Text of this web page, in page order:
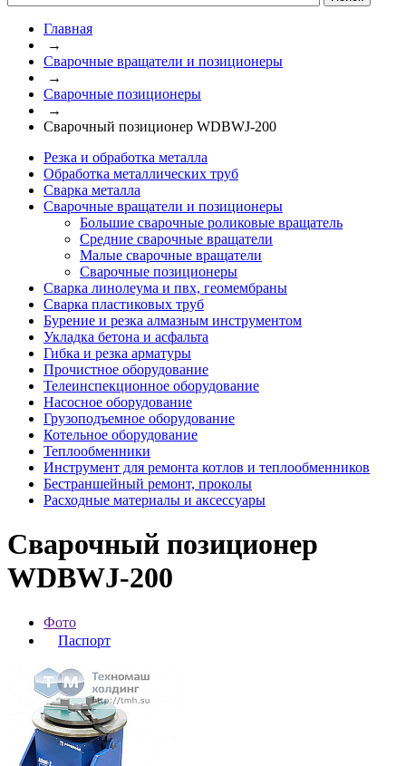
Главная
→
Сварочные вращатели и позиционеры
→
Сварочные позиционеры
→
Сварочный позиционер WDBWJ-200
Резка и обработка металла
Обработка металлических труб
Сварка металла
Сварочные вращатели и позиционеры
Большие сварочные роликовые вращатель
Средние сварочные вращатели
Малые сварочные вращатели
Сварочные позиционеры
Сварка линолеума и пвх, геомембраны
Сварка пластиковых труб
Бурение и резка алмазным инструментом
Укладка бетона и асфальта
Гибка и резка арматуры
Прочистное оборудование
Телеинспекционное оборудование
Насосное оборудование
Грузоподъемное оборудование
Котельное оборудование
Теплообменники
Инструмент для ремонта котлов и теплообменников
Бестраншейный ремонт, проколы
Расходные материалы и аксессуары
Сварочный позиционер
WDBWJ-200
Фото
Паспорт